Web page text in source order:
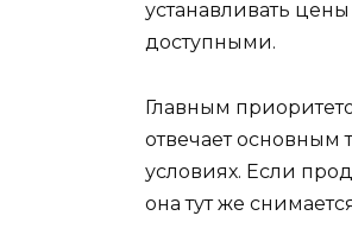
устанавливать
доступными.
Главным
отвечает основным
условиях. Если
она тут же